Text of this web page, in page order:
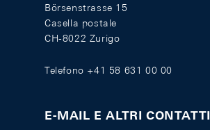
Börsenstrasse 15
Casella postale
CH-8022 Zurigo
Telefono +41 58 631 00 00
E-MAIL E ALTRI CONTATTI